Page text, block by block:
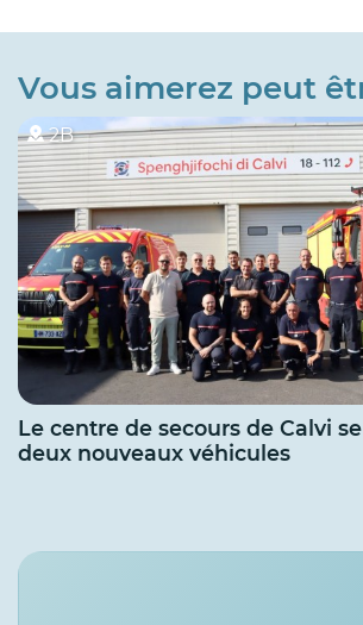
Vous aimerez peut
2B
Le centre de secours de Calvi
deux nouveaux véhicules
Services